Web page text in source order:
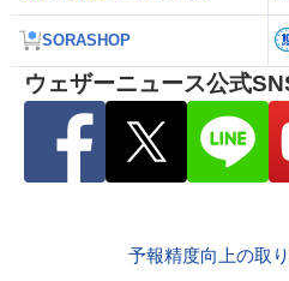
SORASHOP
ウェザーニュース公式
予報精度向上の取